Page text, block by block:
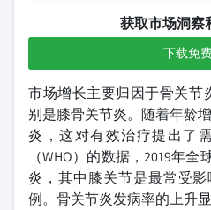
获取市场洞察
下载免
市场增长主要归因于骨关节
别是膝骨关节炎。随着年龄
炎，这对有效治疗提出了
（WHO）的数据，2019年
炎，其中膝关节是最常受
例。骨关节炎发病率的上升